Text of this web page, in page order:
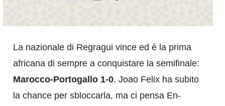
La nazionale di Regragui vince ed è la prima
africana di sempre a conquistare la semifinale:
Marocco-Portogallo 1-0. Joao Felix ha subito
la chance per sbloccarla, ma ci pensa En-